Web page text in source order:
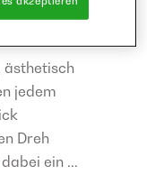
ästhetisch
jedem
Dreh
ein ...